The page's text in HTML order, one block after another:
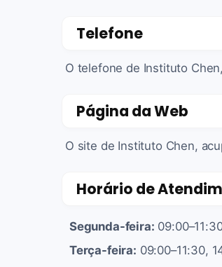
Telefone
O telefone de Instituto
Página da Web
O site de Instituto Chen,
Horário de
Segunda-feira:
Terça-feira: 09:00–11:30,